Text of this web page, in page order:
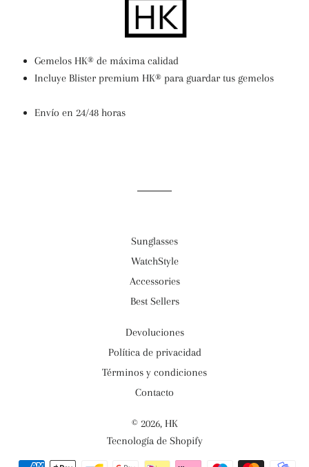
Gemelos HK® de máxima calidad
Incluye Blister premium HK® para guardar tus gemelos
Envío en 24/48 horas
Sunglasses
WatchStyle
Accessories
Best Sellers
Devoluciones
Política de privacidad
Términos y condiciones
Contacto
© 2026, HK
Tecnología de Shopify